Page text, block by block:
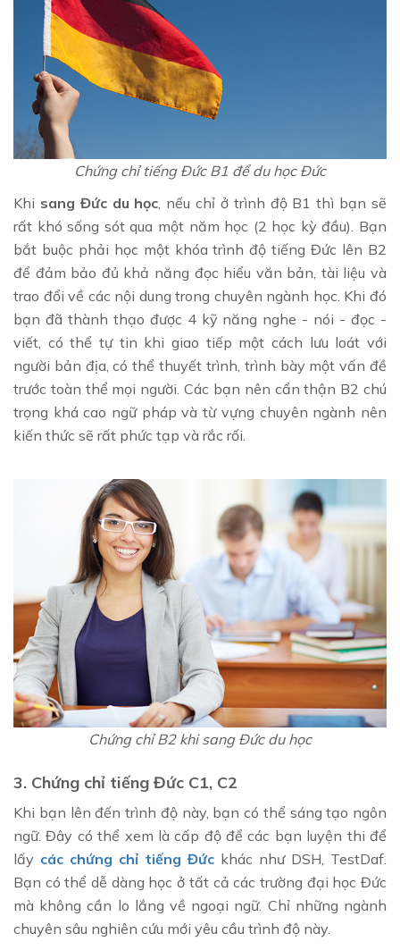
Chứng chỉ tiếng Đức B1 để du học Đức
Khi sang Đức du học , nếu chỉ ở trình độ B1 thì bạn sẽ
rất khó sống sót qua một năm học (2 học kỳ đầu). Bạn
bắt buộc phải học một khóa trình độ tiếng Đức lên B2
để đảm bảo đủ khả năng đọc hiểu văn bản, tài liệu và
trao đổi về các nội dung trong chuyên ngành học. Khi đó
bạn đã thành thạo được 4 kỹ năng nghe - nói - đọc -
viết, có thể tự tin khi giao tiếp một cách lưu loát với
người bản địa, có thể thuyết trình, trình bày một vấn đề
trước toàn thể mọi người. Các bạn nên cẩn thận B2 chú
trọng khá cao ngữ pháp và từ vựng chuyên ngành nên
kiến thức sẽ rất phức tạp và rắc rối.
Chứng chỉ B2 khi sang Đức du học
3. Chứng chỉ tiếng Đức C1, C2
Khi bạn lên đến trình độ này, bạn có thể sáng tạo ngôn
ngữ. Đây có thể xem là cấp độ để các bạn luyện thi để
lấy các chứng chỉ tiếng Đức khác như DSH, TestDaf.
Bạn có thể dễ dàng học ở tất cả các trường đại học Đức
mà không cần lo lắng về ngoại ngữ. Chỉ những ngành
chuyên sâu nghiên cứu mới yêu cầu trình độ này.